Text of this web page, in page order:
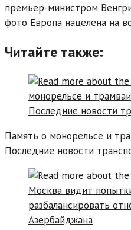
премьер-министром
фото Европа нацелена на
Читайте также:
Память о монорельсе и
Последние новости